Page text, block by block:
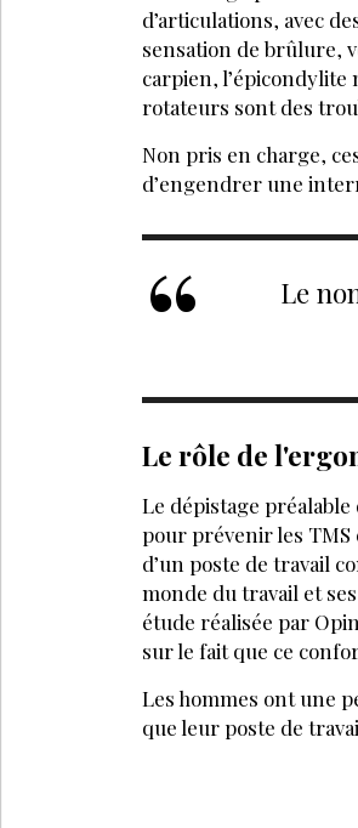
d’articulations, avec
sensation de brûlure,
carpien, l’épicondylite
rotateurs sont des
Non pris en charge,
d’engendrer une
Le
Le rôle de
Le dépistage
pour prévenir les TMS
d’un poste de travail
monde du travail et
étude réalisée par
sur le fait que ce
Les hommes ont une
que leur poste de